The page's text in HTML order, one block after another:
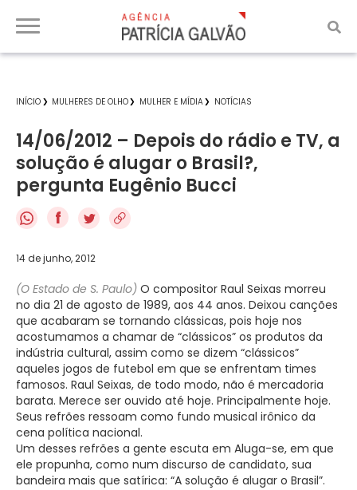
INÍCIO MULHERES DE OLHO MULHER E MÍDIA NOTÍCIAS
14/06/2012 – Depois do rádio e TV, a
solução é alugar o Brasil?,
pergunta Eugênio Bucci
f
14 de junho, 2012
(O Estado de S. Paulo) O compositor Raul Seixas morreu
no dia 21 de agosto de 1989, aos 44 anos. Deixou canções
que acabaram se tornando clássicas, pois hoje nos
acostumamos a chamar de “clássicos” os produtos da
indústria cultural, assim como se dizem “clássicos”
aqueles jogos de futebol em que se enfrentam times
famosos. Raul Seixas, de todo modo, não é mercadoria
barata. Merece ser ouvido até hoje. Principalmente hoje.
Seus refrões ressoam como fundo musical irônico da
cena política nacional.
Um desses refrões a gente escuta em Aluga-se, em que
ele propunha, como num discurso de candidato, sua
bandeira mais que satírica: “A solução é alugar o Brasil”.